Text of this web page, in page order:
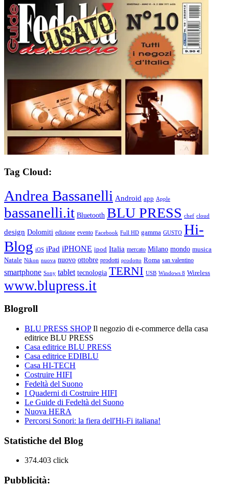
Tag Cloud:
Andrea Bassanelli Android app Apple
bassanelli.it Bluetooth BLU PRESS chef cloud
design Dolomiti edizione evento Facebook Full HD gamma GUSTO Hi-
Blog iOS iPad iPHONE ipod Italia mercato Milano mondo musica
Natale Nikon nuova nuovo ottobre prodotti prodotto Roma san valentino
smartphone Sony tablet tecnologia TERNI USB Windows 8 Wireless
www.blupress.it
Blogroll
BLU PRESS SHOPIl negozio di e-commerce della casa
editrice BLU PRESS
Casa editrice BLU PRESS
Casa editrice EDIBLU
Casa HI-TECH
Costruire HIFI
Fedeltà del Suono
I Quaderni di Costruire HIFI
Le Guide di Fedeltà del Suono
Nuova HERA
Percorsi Sonori: la fiera dell'Hi-Fi italiana!
Statistiche del Blog
374.403 click
Pubblicità: